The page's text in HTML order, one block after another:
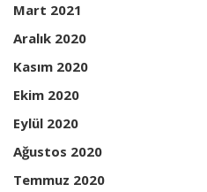
Mart 2021
Aralık 2020
Kasım 2020
Ekim 2020
Eylül 2020
Ağustos 2020
Temmuz 2020